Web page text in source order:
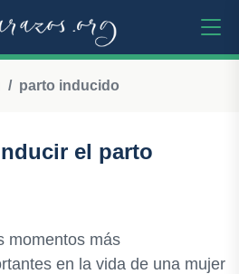
parto inducido
el parto
momentos más
en la vida de una mujer